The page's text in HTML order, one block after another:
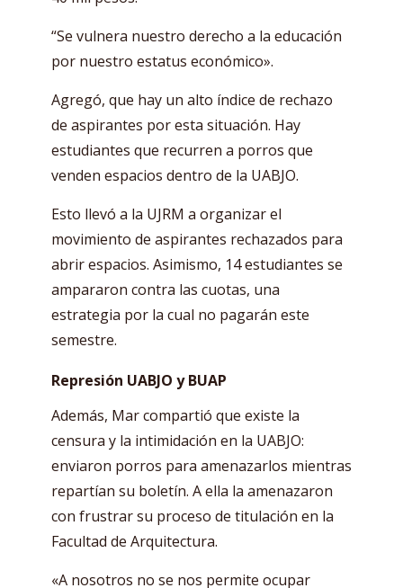
“Se vulnera nuestro derecho a la educación
por nuestro estatus económico».
Agregó, que hay un alto índice de rechazo
de aspirantes por esta situación. Hay
estudiantes que recurren a porros que
venden espacios dentro de la UABJO.
Esto llevó a la UJRM a organizar el
movimiento de aspirantes rechazados para
abrir espacios. Asimismo, 14 estudiantes se
ampararon contra las cuotas, una
estrategia por la cual no pagarán este
semestre.
Represión UABJO y BUAP
Además, Mar compartió que existe la
censura y la intimidación en la UABJO:
enviaron porros para amenazarlos mientras
repartían su boletín. A ella la amenazaron
con frustrar su proceso de titulación en la
Facultad de Arquitectura.
«A nosotros no se nos permite ocupar